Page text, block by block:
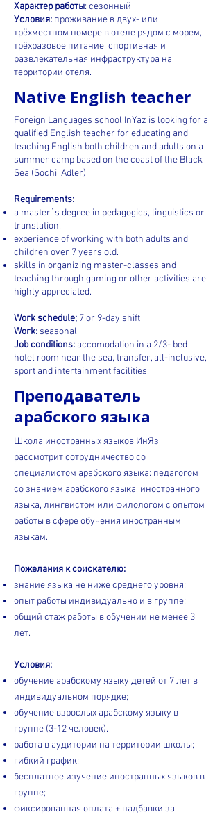
Характер работы: сезонный
Условия: проживание в двух- или
трёхместном номере в отеле рядом с морем,
трёхразовое питание, спортивная и
развлекательная инфраструктура на
территории отеля.
Native English teacher
Foreign Languages school InYaz is looking for a
qualified English teacher for educating and
teaching English both children and adults on a
summer camp based on the coast of the Black
Sea (Sochi, Adler)
Requirements:
a master`s degree in pedagogics, linguistics or
translation.
experience of working with both adults and
children over 7 years old.
skills in organizing master-classes and
teaching through gaming or other activities are
highly appreciated.
Work schedule; 7 or 9-day shift
Work: seasonal
Job conditions: accomodation in a 2/3- bed
hotel room near the sea, transfer, all-inclusive,
sport and intertainment facilities.
Преподаватель
арабского языка
Школа иностранных языков ИнЯз
рассмотрит сотрудничество со
специалистом арабского языка: педагогом
со знанием арабского языка, иностранного
языка, лингвистом или филологом с опытом
работы в сфере обучения иностранным
языкам.
Пожелания к соискателю:
знание языка не ниже среднего уровня;
опыт работы индивидуально и в группе;
общий стаж работы в обучении не менее 3
лет.
Условия:
обучение арабскому языку детей от 7 лет в
индивидуальном порядке;
обучение взрослых арабскому языку в
группе (3-12 человек).
работа в аудитории на территории школы;
гибкий график;
бесплатное изучение иностранных языков в
группе;
фиксированная оплата + надбавки за